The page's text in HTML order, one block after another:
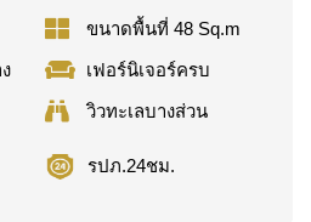
ขนาดพื้นที่ 48 Sq.m
เฟอร์นิเจอร์ครบ
วิวทะเลบางส่วน
รปภ.24ชม.